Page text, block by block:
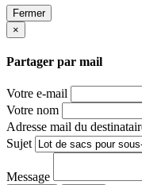
Fermer
×
Partager par mail
Votre e-mail
Votre nom
Adresse mail du
Sujet
Message